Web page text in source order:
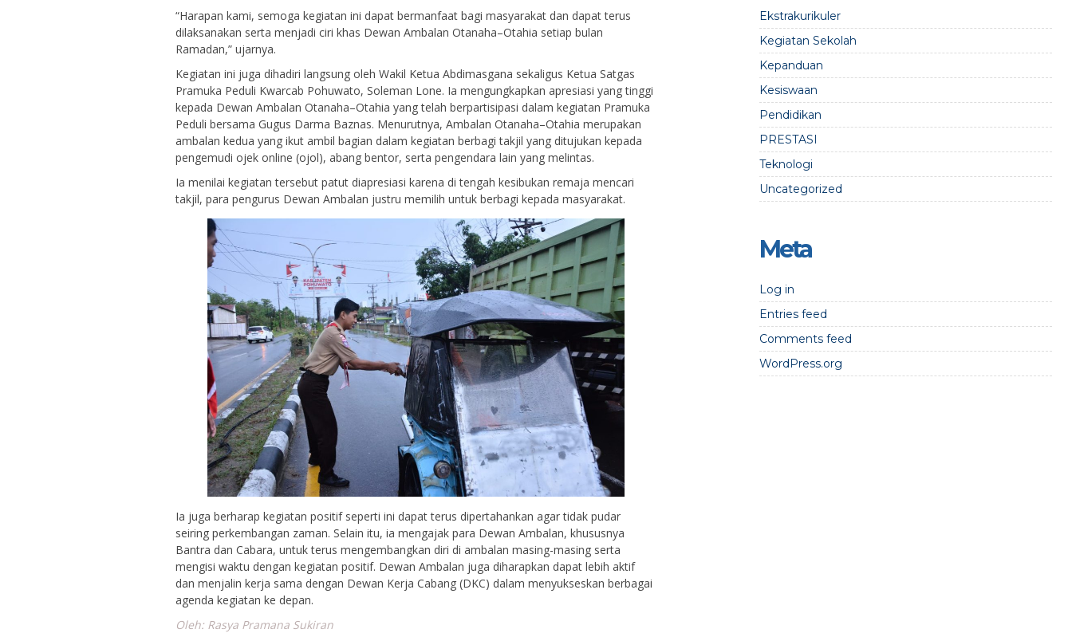
“Harapan kami, semoga kegiatan ini dapat bermanfaat bagi masyarakat dan dapat terus
dilaksanakan serta menjadi ciri khas Dewan Ambalan Otanaha–Otahia setiap bulan
Ramadan,” ujarnya.
Kegiatan ini juga dihadiri langsung oleh Wakil Ketua Abdimasgana sekaligus Ketua Satgas
Pramuka Peduli Kwarcab Pohuwato, Soleman Lone. Ia mengungkapkan apresiasi yang tinggi
kepada Dewan Ambalan Otanaha–Otahia yang telah berpartisipasi dalam kegiatan Pramuka
Peduli bersama Gugus Darma Baznas. Menurutnya, Ambalan Otanaha–Otahia merupakan
ambalan kedua yang ikut ambil bagian dalam kegiatan berbagi takjil yang ditujukan kepada
pengemudi ojek online (ojol), abang bentor, serta pengendara lain yang melintas.
Ia menilai kegiatan tersebut patut diapresiasi karena di tengah kesibukan remaja mencari
takjil, para pengurus Dewan Ambalan justru memilih untuk berbagi kepada masyarakat.
Ia juga berharap kegiatan positif seperti ini dapat terus dipertahankan agar tidak pudar
seiring perkembangan zaman. Selain itu, ia mengajak para Dewan Ambalan, khususnya
Bantra dan Cabara, untuk terus mengembangkan diri di ambalan masing-masing serta
mengisi waktu dengan kegiatan positif. Dewan Ambalan juga diharapkan dapat lebih aktif
dan menjalin kerja sama dengan Dewan Kerja Cabang (DKC) dalam menyukseskan berbagai
agenda kegiatan ke depan.
Oleh: Rasya Pramana Sukiran
Ekstrakurikuler
Kegiatan Sekolah
Kepanduan
Kesiswaan
Pendidikan
PRESTASI
Teknologi
Uncategorized
Meta
Log in
Entries feed
Comments feed
WordPress.org